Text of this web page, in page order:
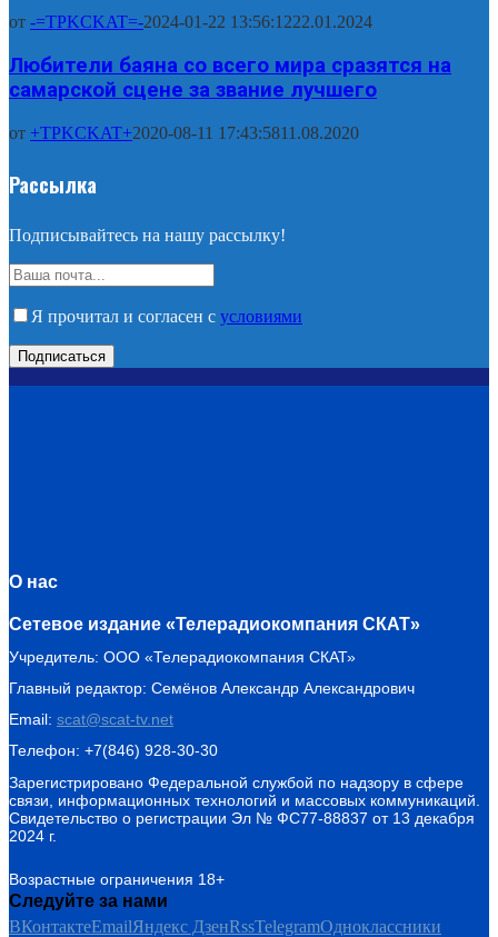
от -=TPKCKAT=-2024-01-22 13:56:1222.01.2024
Любители баяна со всего мира сразятся на
самарской сцене за звание лучшего
от +TPKCKAT+2020-08-11 17:43:5811.08.2020
Рассылка
Подписывайтесь на нашу рассылку!
Я прочитал и согласен с условиями
О нас
Сетевое издание «Телерадиокомпания СКАТ»
Учредитель: ООО «Телерадиокомпания СКАТ»
Главный редактор: Семёнов Александр Александрович
Email: scat@scat-tv.net
Телефон: +7(846) 928-30-30
Зарегистрировано Федеральной службой по надзору в сфере
связи, информационных технологий и массовых коммуникаций.
Свидетельство о регистрации Эл № ФС77-88837 от 13 декабря
2024 г.
Возрастные ограничения 18+
Следуйте за нами
ВКонтактеEmailЯндекс ДзенRssTelegramОдноклассники